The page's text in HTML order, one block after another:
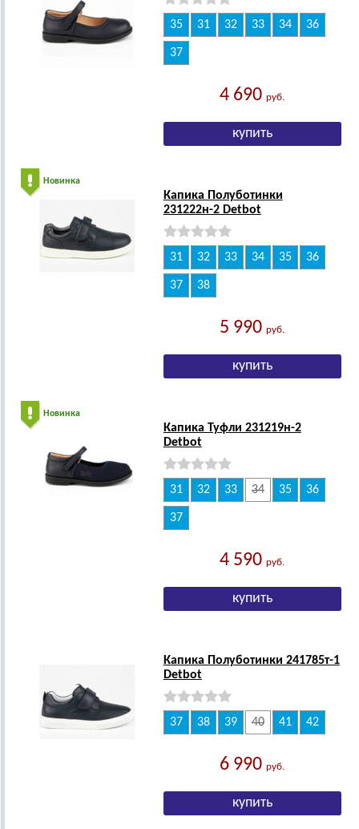
35 31 32 33 34 36
37
4 690руб.
Новинка
Капика Полуботинки
231222н-2 Detbot
31 32 33 34 35 36
37 38
5 990руб.
Новинка
Капика Туфли 231219н-2
Detbot
31 32 33 34 35 36
37
4 590руб.
Капика Полуботинки 241785т-1
Detbot
37 38 39 40 41 42
6 990руб.